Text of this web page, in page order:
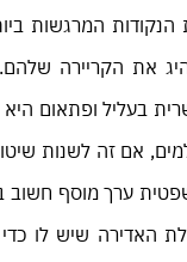
המרגשות
את הקריירה
בעליל ופתאום
אם זה לשנות
ערך מוסף חשוב
האדירה שיש לו